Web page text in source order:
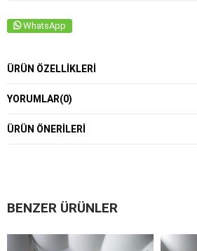
WhatsApp
ÜRÜN ÖZELLIKLERI
YORUMLAR(0)
ÜRÜN ÖNERILERI
BENZER ÜRÜNLER